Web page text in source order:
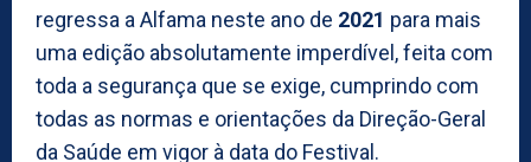
regressa a Alfama neste ano de 2021 para mais
uma edição absolutamente imperdível, feita com
toda a segurança que se exige, cumprindo com
todas as normas e orientações da Direção-Geral
da Saúde em vigor à data do Festival.